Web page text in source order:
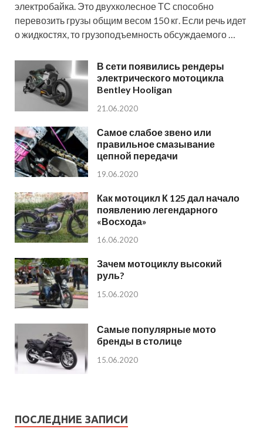
электробайка. Это двухколесное ТС способно
перевозить грузы общим весом 150 кг. Если речь идет
о жидкостях, то грузоподъемность обсуждаемого …
В сети появились рендеры
электрического мотоцикла
Bentley Hooligan
21.06.2020
Самое слабое звено или
правильное смазывание
цепной передачи
19.06.2020
Как мотоцикл К 125 дал начало
появлению легендарного
«Восхода»
16.06.2020
Зачем мотоциклу высокий
руль?
15.06.2020
Самые популярные мото
бренды в столице
15.06.2020
ПОСЛЕДНИЕ ЗАПИСИ